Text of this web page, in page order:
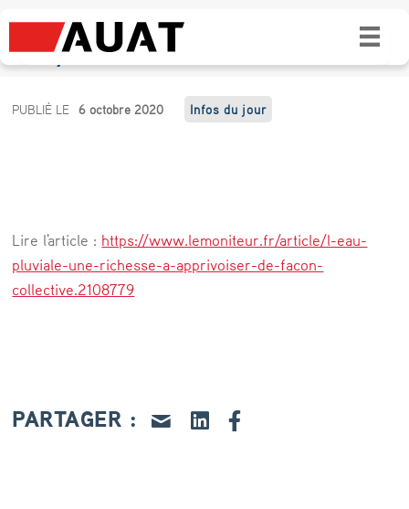
L’eau pluviale : une richesse à apprivoiser
de façon collective
L
u
p
l
a
PUBLIÉ LE 6 octobre 2020 Infos du jour
Lire l'article : https://www.lemoniteur.fr/article/l-eau-
pluviale-une-richesse-a-apprivoiser-de-facon-
collective.2108779
PARTAGER :